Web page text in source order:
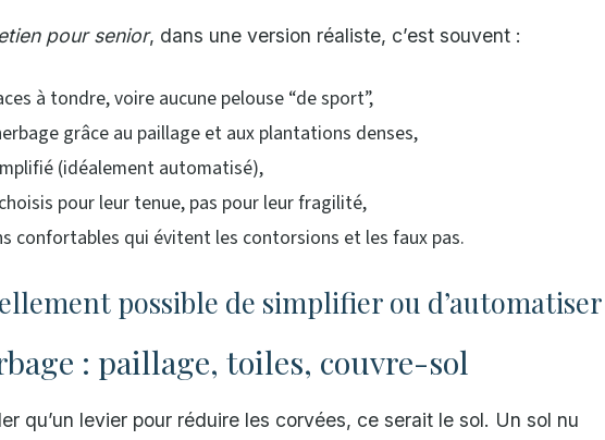
pour senior, dans une version réaliste, c’est souvent :
à tondre, voire aucune pelouse “de sport”,
grâce au paillage et aux plantations denses,
(idéalement automatisé),
pour leur tenue, pas pour leur fragilité,
confortables qui évitent les contorsions et les faux pas.
possible de simplifier ou d’automatiser
: paillage, toiles, couvre-sol
qu’un levier pour réduire les corvées, ce serait le sol. Un sol nu